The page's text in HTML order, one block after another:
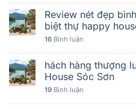
Review nét đẹp
biệt thự happy
16 Bình luận
hách hàng thượng
House Sóc Sơn
19 Bình luận